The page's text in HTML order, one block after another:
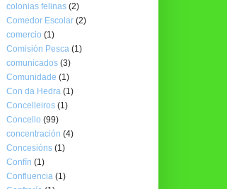
colonias felinas (2)
Comedor Escolar (2)
comercio (1)
Comisión Pesca (1)
comunicados (3)
Comunidade (1)
Con da Hedra (1)
Concelleiros (1)
Concello (99)
concentración (4)
Concesións (1)
Confín (1)
Confluencia (1)